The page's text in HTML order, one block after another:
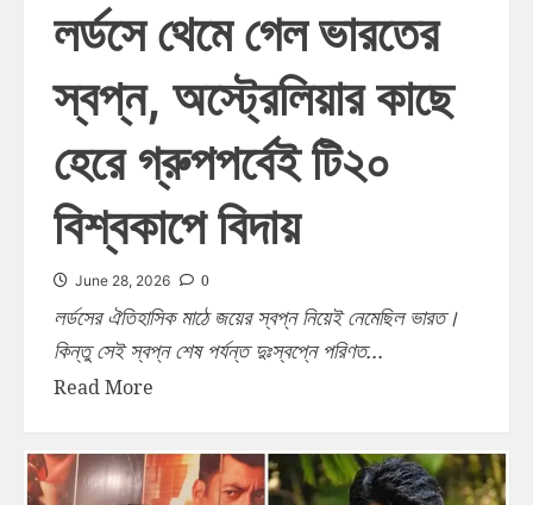
লর্ডসে থেমে গেল ভারতের
স্বপ্ন, অস্ট্রেলিয়ার কাছে
হেরে গ্রুপপর্বেই টি২০
বিশ্বকাপে বিদায়
June 28, 2026 0
লর্ডসের ঐতিহাসিক মাঠে জয়ের স্বপ্ন নিয়েই নেমেছিল ভারত।
কিন্তু সেই স্বপ্ন শেষ পর্যন্ত দুঃস্বপ্নে পরিণত...
Read More